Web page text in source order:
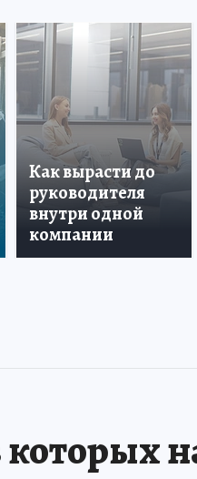
Как вырасти до
руководителя
внутри одной
компании